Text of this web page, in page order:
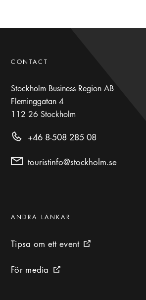
CONTACT
Stockholm Business Region AB
Fleminggatan 4
112 26 Stockholm
+46 8-508 285 08
touristinfo@stockholm.se
Kategorier :
ANDRA LÄNKAR
Tipsa om ett event
Tipsa om ett event Extern ikon
För media
För media Extern ikon